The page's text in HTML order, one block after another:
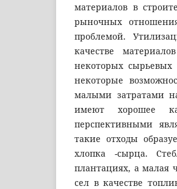
материалов в
рыночных
проблемой.
качестве
некоторых сырьевых
некоторые
малыми затратами
имеют хорошее
перспективными
такие отходы
хлопка -сырца.
плантациях, а малая
сел в качестве